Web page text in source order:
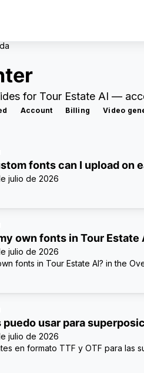
for Tour Estate AI —
Account Billing Video
fonts can I upload on
julio de 2026
own fonts in Tour Estate
julio de 2026
fonts in Tour Estate AI? in the
puedo usar para
julio de 2026
en formato TTF y OTF para las